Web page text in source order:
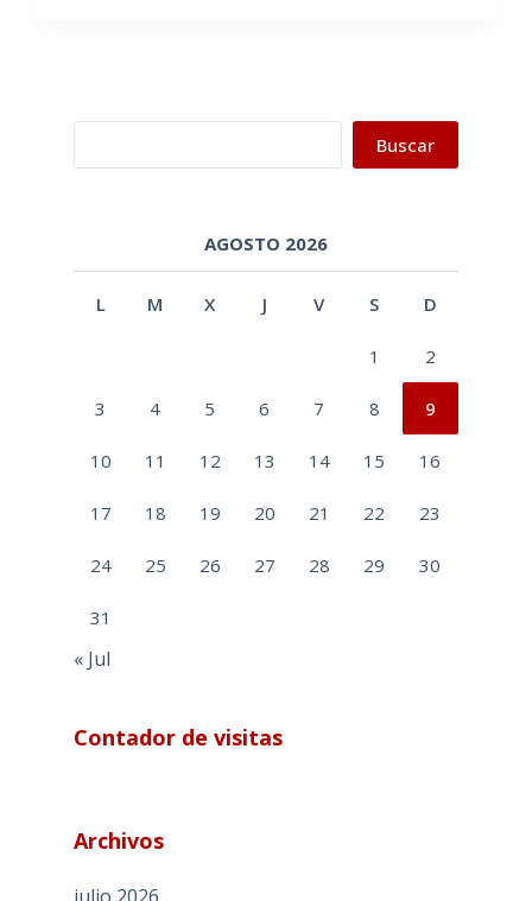
Buscar
AGOSTO 2026
L M X J V S D
1 2
3 4 5 6 7 8 9
10 11 12 13 14 15 16
17 18 19 20 21 22 23
24 25 26 27 28 29 30
31
« Jul
Contador de visitas
Archivos